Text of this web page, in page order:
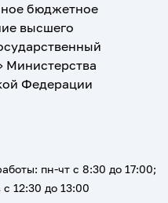
бюджетное
высшего
Министерства
Федерации
пн-чт с 8:30 до 17:00;
12:30 до 13:00